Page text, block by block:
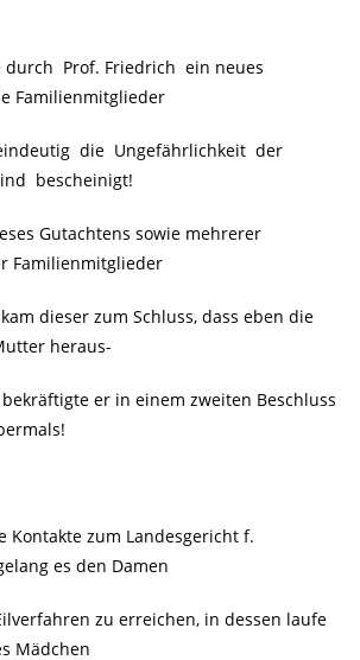
Prof. Friedrich ein neues
Familienmitglieder
die Ungefährlichkeit der
bescheinigt!
Gutachtens sowie mehrerer
Familienmitglieder
dieser zum Schluss, dass eben die
heraus-
er in einem zweiten Beschluss
Kontakte zum Landesgericht f.
es den Damen
zu erreichen, in dessen laufe
Mädchen